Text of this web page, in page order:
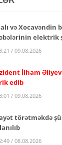
və Xocavəndin
elektrik
/ 09.08.2026
İlham
edib
/ 09.08.2026
törətməkdə
/ 08.08.2026